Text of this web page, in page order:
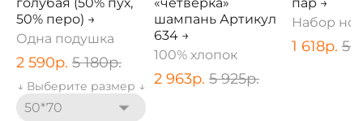
50% перо) →
Одна подушка
2 590р. 5 180р.
↓ Выберите размер ↓
50*70
шампань Артикул
634 →
100% хлопок
2 963р. 5 925р.
Набор
1 618р. 5